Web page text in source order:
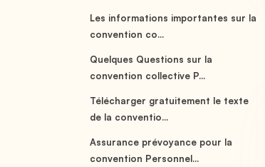
Les informations importantes sur la
convention co...
Quelques Questions sur la
convention collective P...
Télécharger gratuitement le texte
de la conventio...
Assurance prévoyance pour la
convention Personnel...